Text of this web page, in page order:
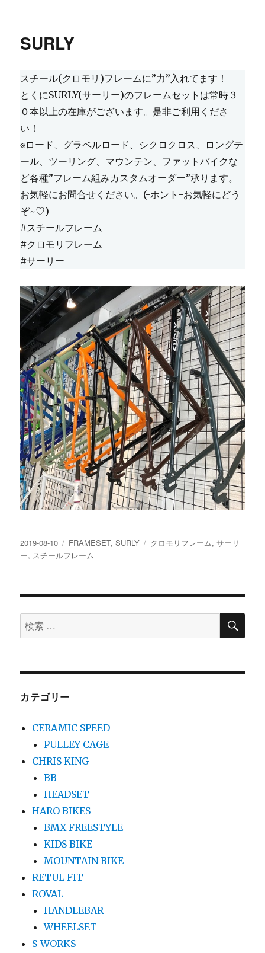
SURLY
スチール(クロモリ)フレームに”力”入れてます！
とくにSURLY(サーリー)のフレームセットは常時３
０本以上の在庫がございます。是非ご利用くださ
い！
※ロード、グラベルロード、シクロクロス、ロングテ
ール、ツーリング、マウンテン、ファットバイクな
ど各種”フレーム組みカスタムオーダー”承ります。
お気軽にお問合せください。(-ホント-お気軽にどう
ぞ~♡)
#スチールフレーム
#クロモリフレーム
#サーリー
投
稿
2019-08-10
カ
テ
ー
FRAMESET,SURLY
タ
クロモリフレーム,サーリ
ー, スチールフレーム
検
索
象:
検
カテゴリー
CERAMIC SPEED
PULLEY CAGE
CHRIS KING
BB
HEADSET
HARO BIKES
BMX FREESTYLE
KIDS BIKE
MOUNTAIN BIKE
RETUL FIT
ROVAL
HANDLEBAR
WHEELSET
S-WORKS